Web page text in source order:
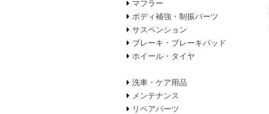
マフラー
ボディ補強・制振パーツ
サスペンション
ブレーキ・ブレーキパッド
ホイール・タイヤ
洗車・ケア用品
メンテナンス
リペアパーツ